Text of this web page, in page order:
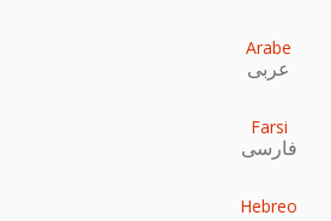
Arabe
عربى
Farsi
فارسی
Hebreo